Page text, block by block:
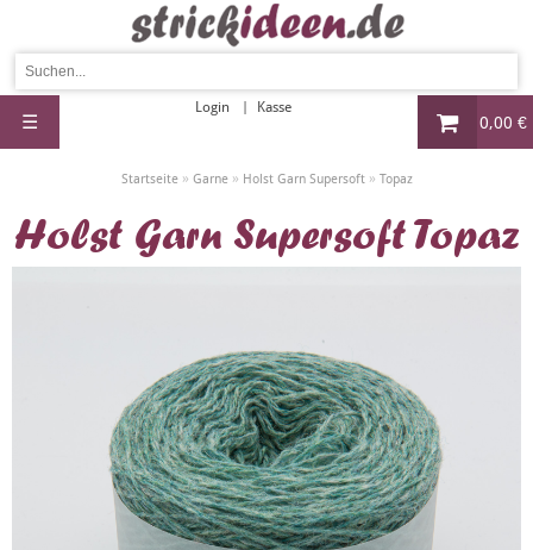
0,00 €
Login Kasse
☰
Startseite» Garne» Holst Garn Supersoft» Topaz
Holst Garn Supersoft Topaz